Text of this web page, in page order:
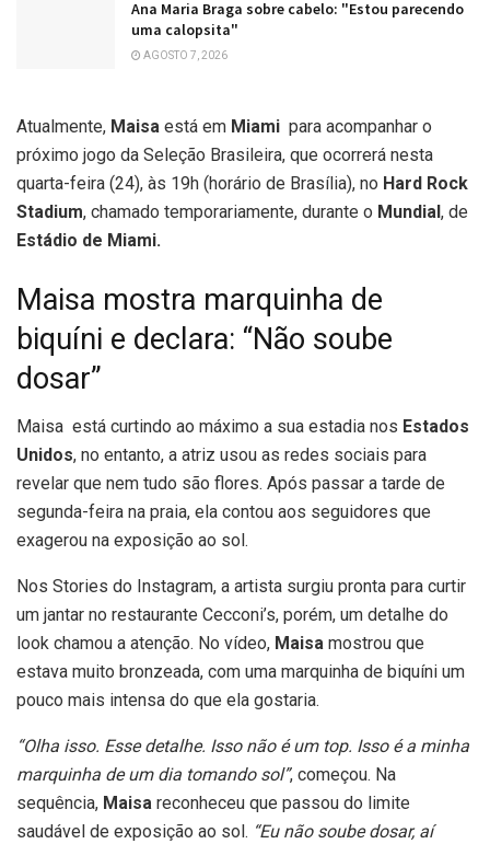
Ana Maria Braga sobre cabelo: "Estou parecendo
uma calopsita"
AGOSTO 7, 2026
Atualmente, Maisa está em Miami para acompanhar o
próximo jogo da Seleção Brasileira, que ocorrerá nesta
quarta-feira (24), às 19h (horário de Brasília), no Hard Rock
Stadium, chamado temporariamente, durante o Mundial, de
Estádio de Miami.
Maisa mostra marquinha de
biquíni e declara: “Não soube
dosar”
Maisa está curtindo ao máximo a sua estadia nos Estados
Unidos, no entanto, a atriz usou as redes sociais para
revelar que nem tudo são flores. Após passar a tarde de
segunda-feira na praia, ela contou aos seguidores que
exagerou na exposição ao sol.
Nos Stories do Instagram, a artista surgiu pronta para curtir
um jantar no restaurante Cecconi’s, porém, um detalhe do
look chamou a atenção. No vídeo, Maisa mostrou que
estava muito bronzeada, com uma marquinha de biquíni um
pouco mais intensa do que ela gostaria.
“Olha isso. Esse detalhe. Isso não é um top. Isso é a minha
marquinha de um dia tomando sol”, começou. Na
sequência, Maisa reconheceu que passou do limite
saudável de exposição ao sol. “Eu não soube dosar, aí